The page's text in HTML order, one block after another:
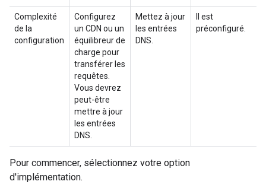
Complexité
de la
configuration
Configurez
un CDN ou un
équilibreur de
charge pour
transférer les
requêtes.
Vous devrez
peut-être
mettre à jour
les entrées
DNS.
Mettez à jour
les entrées
DNS.
Il est
préconfiguré.
Pour commencer, sélectionnez votre option
d'implémentation.